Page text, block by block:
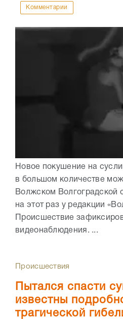
Комментарии
Новое покушение на
в большом количестве
Волжском Волгоградской
на этот раз у редакции
Происшествие
видеонаблюдения. ...
Происшествия
Пытался спасти
известны
трагической